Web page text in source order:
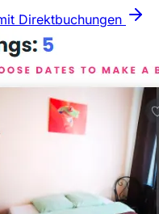
Direktbuchungen